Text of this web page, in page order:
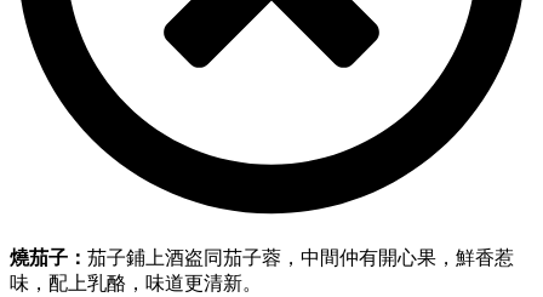
燒茄子： 茄子鋪上酒盗同茄子蓉，中間仲有開心果，鮮香惹
味，配上乳酪，味道更清新。